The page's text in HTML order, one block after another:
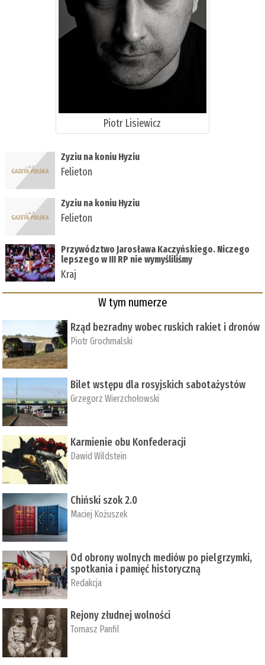
Piotr Lisiewicz
Zyziu na koniu Hyziu
Felieton
Zyziu na koniu Hyziu
Felieton
Przywództwo Jarosława Kaczyńskiego. Niczego
lepszego w III RP nie wymyśliliśmy
Kraj
W tym numerze
Rząd bezradny wobec ruskich rakiet i dronów
Piotr Grochmalski
Bilet wstępu dla rosyjskich sabotażystów
Grzegorz Wierzchołowski
Karmienie obu Konfederacji
Dawid Wildstein
Chiński szok 2.0
Maciej Kożuszek
Od obrony wolnych mediów po pielgrzymki,
spotkania i pamięć historyczną
Redakcja
Rejony złudnej wolności
Tomasz Panfil